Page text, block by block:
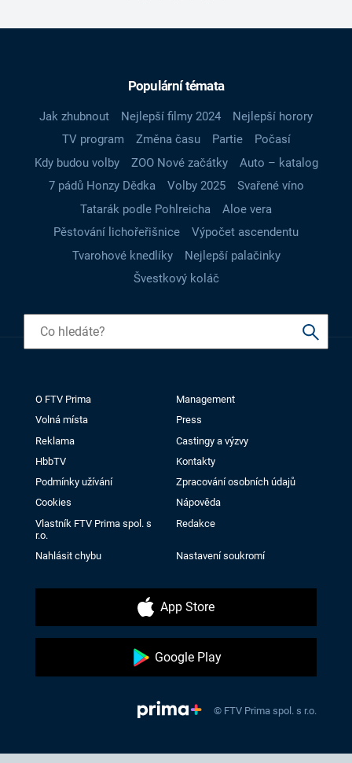
Populární témata
Jak zhubnout Nejlepší filmy 2024
Nejlepší horory
TV program
Změna času Partie
Počasí
Kdy budou volby
ZOO Nové začátky
Auto – katalog
7 pádů Honzy Dědka
Volby 2025
Svařené víno
Tatarák podle Pohlreicha
Aloe vera
Pěstování lichořeřišnice
Výpočet ascendentu
Tvarohové knedlíky
Nejlepší palačinky
Švestkový koláč
O FTV Prima
Management
Volná místa
Press
Reklama
Castingy a výzvy
HbbTV
Kontakty
Podmínky užívání
Zpracování osobních údajů
Cookies
Nápověda
Vlastník FTV Prima spol. s
r.o.
Redakce
Nahlásit chybu Nastavení soukromí
App Store
Google Play
© FTV Prima spol. s r.o.